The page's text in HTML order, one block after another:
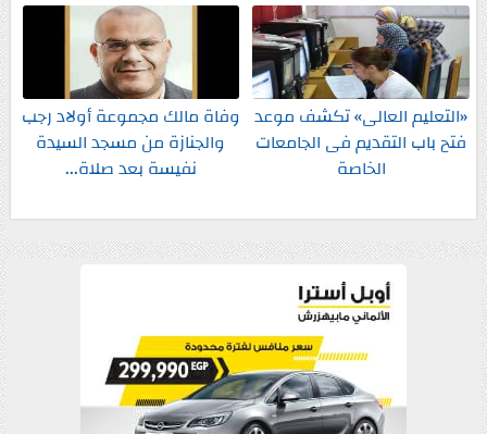
«التعليم العالى» تكشف موعد
فتح باب التقديم فى الجامعات
الخاصة
وفاة مالك مجموعة أولاد رجب
والجنازة من مسجد السيدة
نفيسة بعد صلاة...